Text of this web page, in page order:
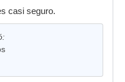
casi seguro.